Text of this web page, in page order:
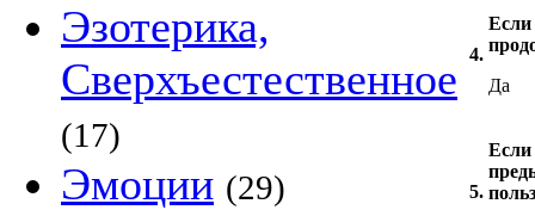
Эзотерика,
Сверхъестественное
(17)
Эмоции (29)
4.
Если
Да
5.
Если